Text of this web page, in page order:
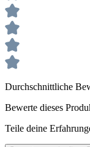
Durchschnittliche
Bewerte dieses
Teile deine